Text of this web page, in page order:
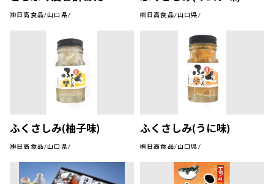
㈱日高食品/山口県/ ㈱日高食品/山口県/
ふくさしみ(柚子味)
㈱日高食品/山口県/
ふくさしみ(うに味)
㈱日高食品/山口県/